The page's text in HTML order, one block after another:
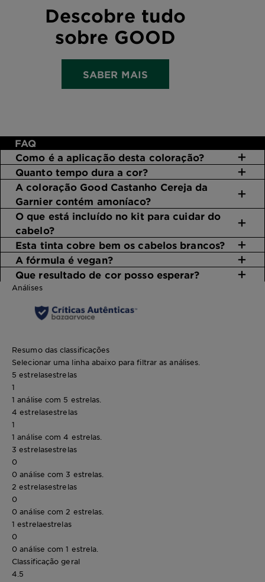
Descobre tudo
sobre GOOD
SABER MAIS
FAQ
Como é a aplicação desta coloração?
Quanto tempo dura a cor?
A coloração Good Castanho Cereja da
Garnier contém amoníaco?
O que está incluído no kit para cuidar do
cabelo?
Esta tinta cobre bem os cabelos brancos?
A fórmula é vegan?
Que resultado de cor posso esperar?
Análises
Resumo das classificações
Selecionar uma linha abaixo para filtrar as análises.
5 estrelasestrelas
1
1 análise com 5 estrelas.
4 estrelasestrelas
1
1 análise com 4 estrelas.
3 estrelasestrelas
0
0 análise com 3 estrelas.
2 estrelasestrelas
0
0 análise com 2 estrelas.
1 estrelaestrelas
0
0 análise com 1 estrela.
Classificação geral
4.5